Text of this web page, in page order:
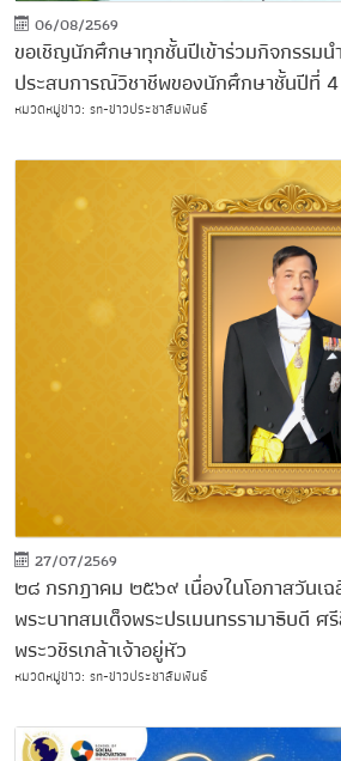
06/08/2569
ขอเชิญนักศึกษาทุกชั้นปีเข้าร่วมกิจกรรมน
ประสบการณ์วิชาชีพของนักศึกษาชั้นปีที่ 4
หมวดหมู่ข่าว: sn-ข่าวประชาสัมพันธ์
27/07/2569
๒๘ กรกฎาคม ๒๕๖๙ เนื่องในโอกาสวันเ
พระบาทสมเด็จพระปรเมนทรรามาธิบดี
พระวชิรเกล้าเจ้าอยู่หัว
หมวดหมู่ข่าว: sn-ข่าวประชาสัมพันธ์